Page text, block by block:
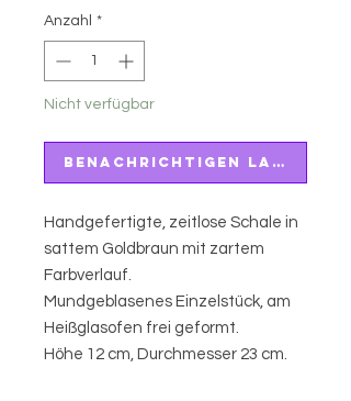
Anzahl *
Nicht verfügbar
Benachrichtigen lassen
Handgefertigte, zeitlose Schale in
sattem Goldbraun mit zartem
Farbverlauf.
Mundgeblasenes Einzelstück, am
Heißglasofen frei geformt.
Höhe 12 cm, Durchmesser 23 cm.